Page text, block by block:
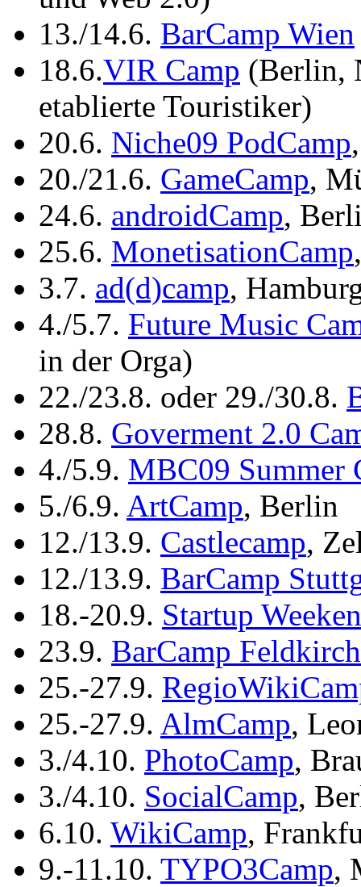
13./14.6. BarCamp Wien
18.6.VIR Camp (Berlin,
etablierte Touristiker)
20.6. Niche09 PodCamp
20./21.6. GameCamp,
24.6. androidCamp,
25.6. MonetisationCamp
3.7. ad(d)camp,
4./5.7. Future Music
in der Orga)
22./23.8. oder 29./30.8.
28.8. Goverment 2.0
4./5.9. MBC09 Summer
5./6.9. ArtCamp, Berlin
12./13.9. Castlecamp,
12./13.9. BarCamp
18.-20.9. Startup
23.9. BarCamp Feldkirch
25.-27.9.
25.-27.9. AlmCamp,
3./4.10. PhotoCamp,
3./4.10. SocialCamp,
6.10. WikiCamp,
9.-11.10. TYPO3Camp,